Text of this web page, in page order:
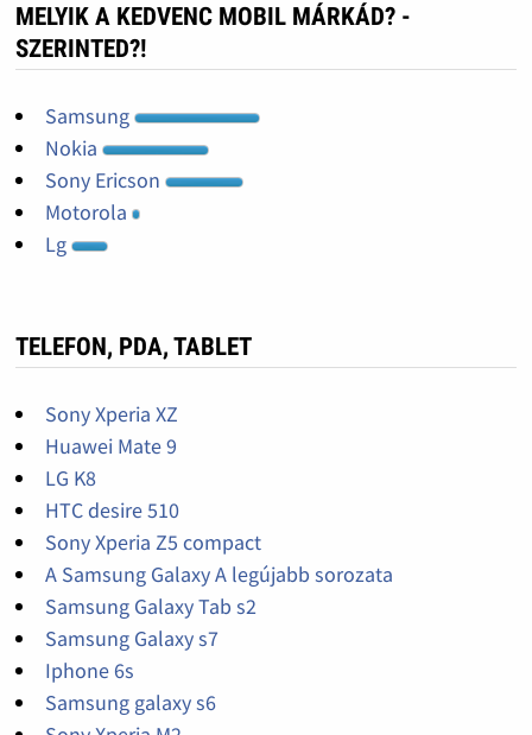
MELYIK A KEDVENC MOBIL MÁRKÁD? -
SZERINTED?!
Samsung
Nokia
Sony Ericson
Motorola
Lg
TELEFON, PDA, TABLET
Sony Xperia XZ
Huawei Mate 9
LG K8
HTC desire 510
Sony Xperia Z5 compact
A Samsung Galaxy A legújabb sorozata
Samsung Galaxy Tab s2
Samsung Galaxy s7
Iphone 6s
Samsung galaxy s6